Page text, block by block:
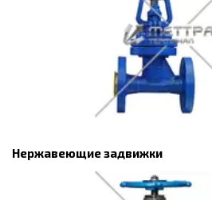
Нержавеющие задвижки